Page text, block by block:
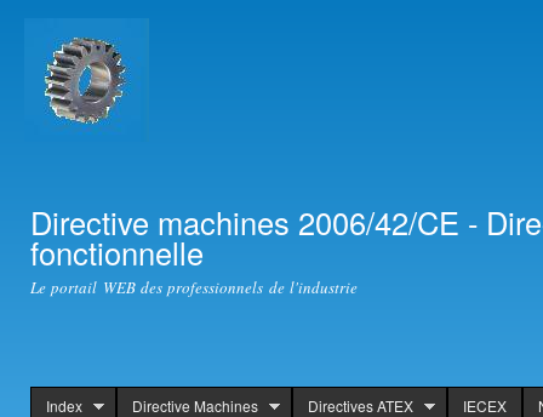
Directive machines 2006/42/CE -
fonctionnelle
Le portail WEB des professionnels de l'industrie
Index Directive Machines Directives ATEX IECEX